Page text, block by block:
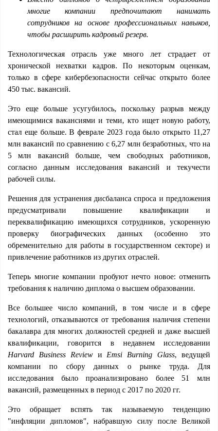
многие компании предпочитают нанимать
сотрудников на основе профессиональных навыков,
чтобы расширить кадровый резерв.
Технологическая отрасль уже много лет страдает от
хронической нехватки кадров. По некоторым оценкам,
только в сфере кибербезопасности сейчас открыто более
450 тыс. вакансий.
Это еще больше усугубилось, поскольку разрыв между
имеющимися вакансиями и теми, кто ищет новую работу,
стал еще больше. В феврале 2023 года было открыто 11,27
млн вакансий по сравнению с 6,27 млн безработных, что на
5 млн вакансий больше, чем свободных работников,
согласно данным исследования вакансий и текучести
рабочей силы.
Решения для устранения дисбаланса спроса и предложения
предусматривали повышение квалификации и
переквалификацию имеющихся сотрудников, ускоренную
проверку биографических данных (особенно это
обременительно для работы в государственном секторе) и
привлечение работников из других отраслей.
Теперь многие компании пробуют нечто новое: отменить
требования к наличию диплома о высшем образовании.
Все большее число компаний, в том числе и в сфере
технологий, отказываются от требования наличия степени
бакалавра для многих должностей средней и даже высшей
квалификации, говорится в недавнем исследовании
Harvard Business Reviewи Emsi Burning Glass, ведущей
компании по сбору данных о рынке труда. Для
исследования было проанализировано более 51 млн
вакансий, размещенных в период с 2017 по 2020 гг.
Это обращает вспять так называемую тенденцию
"инфляции дипломов", набравшую силу после Великой